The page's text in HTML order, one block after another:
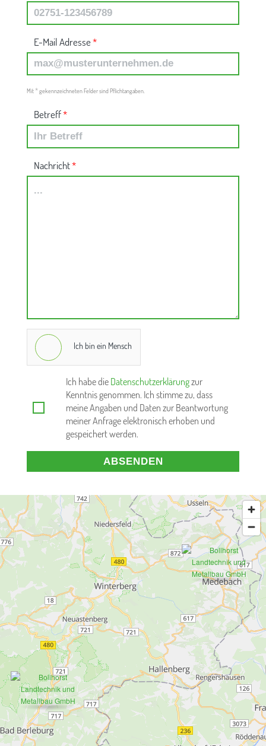
E-Mail Adresse*
Mit*gekennzeichneten Felder sind Pflichtangaben.
Betreff*
Nachricht*
Ich bin ein Mensch
Ich habe die Datenschutzerklärungzur
Kenntnis genommen. Ich stimme zu, dass
meine Angaben und Daten zur Beantwortung
meiner Anfrage elektronisch erhoben und
gespeichert werden.
ABSENDEN